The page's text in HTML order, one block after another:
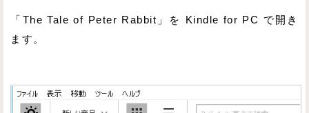
「The Tale of Peter Rabbit」を Kindle for PC で開き
ます。